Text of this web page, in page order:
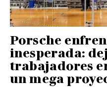
Porsche
inesperada:
trabajadores
un mega